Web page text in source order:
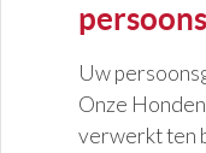
Uw
Onze
verwerkt ten